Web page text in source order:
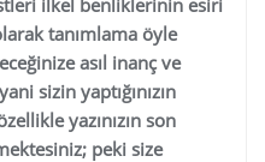
tanımlama öyle
asıl inanç ve
sizin yaptığınızın
yazınızın son
peki size